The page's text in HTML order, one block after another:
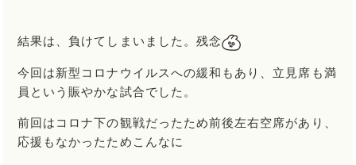
結果は、負けてしまいました。残念
今回は新型コロナウイルスへの緩和もあり、立見席も満
員という賑やかな試合でした。
前回はコロナ下の観戦だったため前後左右空席があり、
応援もなかったためこんなに